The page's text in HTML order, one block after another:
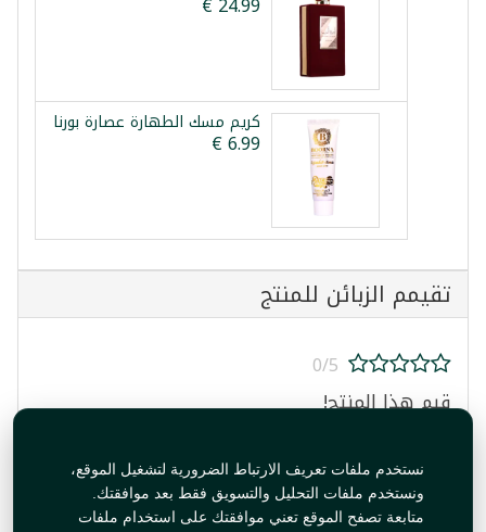
نستخدم ملفات تعريف الارتباط الضرورية لتشغيل الموقع،
ونستخدم ملفات التحليل والتسويق فقط بعد موافقتك.
متابعة تصفح الموقع تعني موافقتك على استخدام ملفات
كريم مسك الطهارة عصارة بورنا
تقيمم الزبائن للمنتج
0/5
قيم هذا المنتج!